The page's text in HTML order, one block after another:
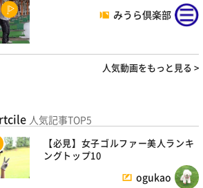
みうら倶楽部
人気動画をもっと見る >
人気記事TOP5
【必見】女子ゴルファー美人ランキ
ングトップ10
ogukao